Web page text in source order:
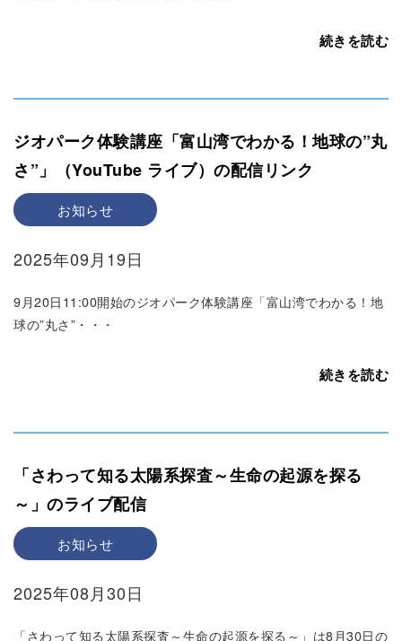
続きを読む
ジオパーク体験講座「富山湾でわかる！地球の”丸
さ”」（YouTube ライブ）の配信リンク
お知らせ
2025年09月19日
9月20日11:00開始のジオパーク体験講座「富山湾でわかる！地
球の”丸さ”・・・
続きを読む
「さわって知る太陽系探査～生命の起源を探る
～」のライブ配信
お知らせ
2025年08月30日
「さわって知る太陽系探査～生命の起源を探る～」は8月30日の